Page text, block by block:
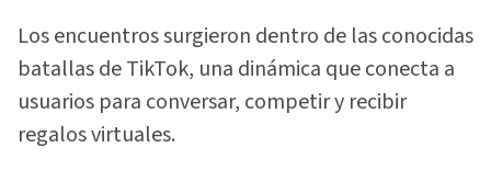
Los encuentros surgieron dentro de las conocidas
batallas de TikTok, una dinámica que conecta a
usuarios para conversar, competir y recibir
regalos virtuales.